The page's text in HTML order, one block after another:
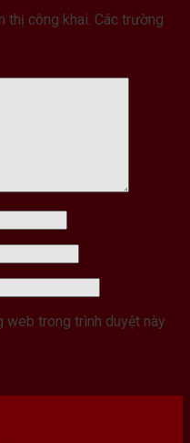
thị công khai. Các trường
web trong trình duyệt này